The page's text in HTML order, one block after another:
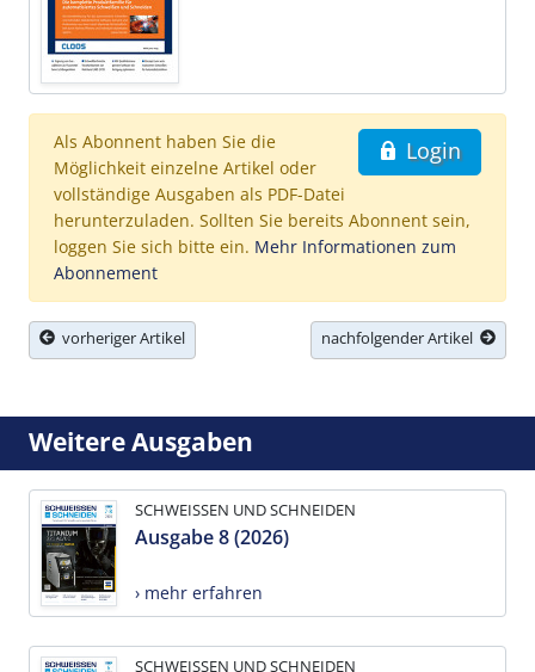
Login
Als Abonnent haben Sie die
Möglichkeit einzelne Artikel oder
vollständige Ausgaben als PDF-Datei
herunterzuladen. Sollten Sie bereits Abonnent sein,
loggen Sie sich bitte ein. Mehr Informationen zum
Abonnement
vorheriger Artikel nachfolgender Artikel
Weitere Ausgaben
SCHWEISSEN UND SCHNEIDEN
Ausgabe 8 (2026)
› mehr erfahren
SCHWEISSEN UND SCHNEIDEN